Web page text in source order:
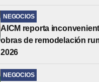
NEGOCIOS
AICM reporta
obras de remodelación
2026
NEGOCIOS